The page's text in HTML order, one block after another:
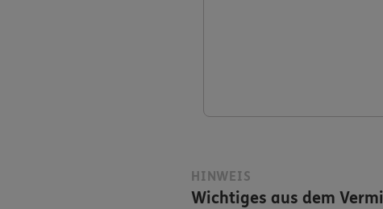
HINWEIS
Wichtiges aus dem